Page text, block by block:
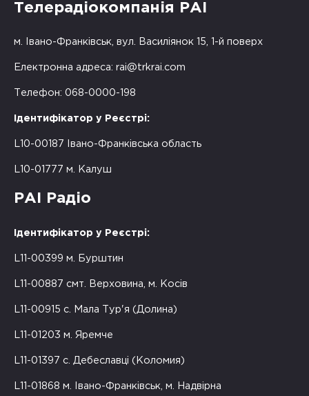
Телерадіокомпанія РАІ
м. Івано-Франківськ, вул. Василіянок 15, 1-й поверх
Електронна адреса: rai@trkrai.com
Телефон: 068-0000-198
Ідентифікатор у Реєстрі:
L10-00187 Івано-Франківська область
L10-01777 м. Калуш
РАІ Радіо
Ідентифікатор у Реєстрі:
L11-00399 м. Бурштин
L11-00887 смт. Верховина, м. Косів
L11-00915 с. Мала Тур'я (Долина)
L11-01203 м. Яремче
L11-01397 с. Дебеславці (Коломия)
L11-01868 м. Івано-Франківськ, м. Надвірна